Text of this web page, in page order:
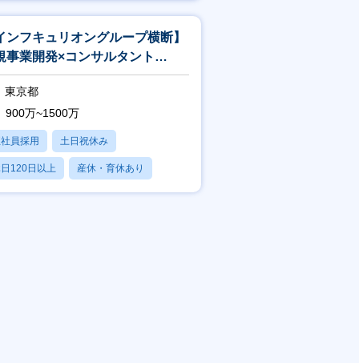
あり
ンフキュリオングループ横断】
事業開発×コンサルタント
）
東京都
900万~1500万
員採用 土日祝休み
120日以上 産休・育休あり
あり